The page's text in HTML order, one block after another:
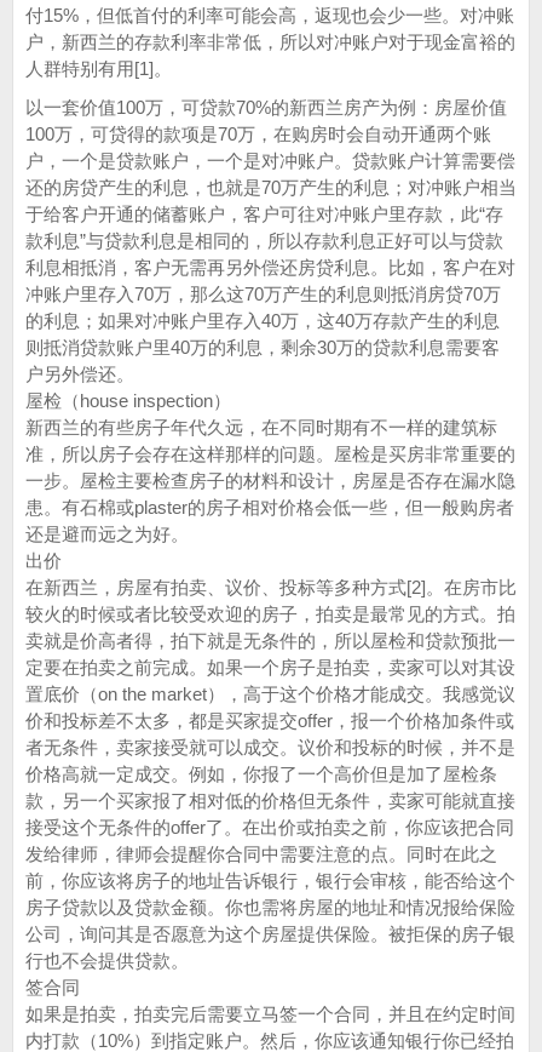
付15%，但低首付的利率可能会高，返现也会少一些。对冲账
户，新西兰的存款利率非常低，所以对冲账户对于现金富裕的
人群特别有用[1]。
以一套价值100万，可贷款70%的新西兰房产为例：房屋价值
100万，可贷得的款项是70万，在购房时会自动开通两个账
户，一个是贷款账户，一个是对冲账户。贷款账户计算需要偿
还的房贷产生的利息，也就是70万产生的利息；对冲账户相当
于给客户开通的储蓄账户，客户可往对冲账户里存款，此“存
款利息”与贷款利息是相同的，所以存款利息正好可以与贷款
利息相抵消，客户无需再另外偿还房贷利息。比如，客户在对
冲账户里存入70万，那么这70万产生的利息则抵消房贷70万
的利息；如果对冲账户里存入40万，这40万存款产生的利息
则抵消贷款账户里40万的利息，剩余30万的贷款利息需要客
户另外偿还。
屋检（house inspection）
新西兰的有些房子年代久远，在不同时期有不一样的建筑标
准，所以房子会存在这样那样的问题。屋检是买房非常重要的
一步。屋检主要检查房子的材料和设计，房屋是否存在漏水隐
患。有石棉或plaster的房子相对价格会低一些，但一般购房者
还是避而远之为好。
出价
在新西兰，房屋有拍卖、议价、投标等多种方式[2]。在房市比
较火的时候或者比较受欢迎的房子，拍卖是最常见的方式。拍
卖就是价高者得，拍下就是无条件的，所以屋检和贷款预批一
定要在拍卖之前完成。如果一个房子是拍卖，卖家可以对其设
置底价（on the market），高于这个价格才能成交。我感觉议
价和投标差不太多，都是买家提交offer，报一个价格加条件或
者无条件，卖家接受就可以成交。议价和投标的时候，并不是
价格高就一定成交。例如，你报了一个高价但是加了屋检条
款，另一个买家报了相对低的价格但无条件，卖家可能就直接
接受这个无条件的offer了。在出价或拍卖之前，你应该把合同
发给律师，律师会提醒你合同中需要注意的点。同时在此之
前，你应该将房子的地址告诉银行，银行会审核，能否给这个
房子贷款以及贷款金额。你也需将房屋的地址和情况报给保险
公司，询问其是否愿意为这个房屋提供保险。被拒保的房子银
行也不会提供贷款。
签合同
如果是拍卖，拍卖完后需要立马签一个合同，并且在约定时间
内打款（10%）到指定账户。然后，你应该通知银行你已经拍